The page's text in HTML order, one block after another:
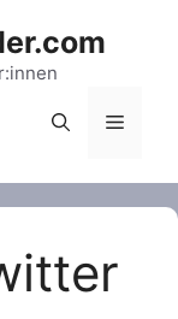
Menu